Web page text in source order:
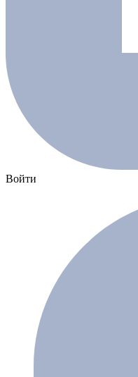
Войти